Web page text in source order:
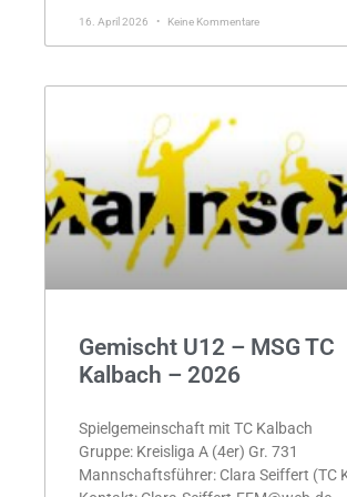
16. April 2026 Keine Kommentare
Gemischt U12 – MSG TC
Kalbach – 2026
Spielgemeinschaft mit TC Kalbach
Gruppe: Kreisliga A (4er) Gr. 731
Mannschaftsführer: Clara Seiffert (TC